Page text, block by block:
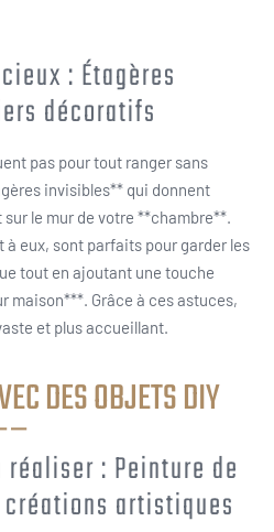
: Étagères
décoratifs
pas pour tout ranger sans
invisibles** qui donnent
le mur de votre **chambre**.
eux, sont parfaits pour garder les
tout en ajoutant une touche
maison***. Grâce à ces astuces,
et plus accueillant.
DES OBJETS DIY
: Peinture de
artistiques